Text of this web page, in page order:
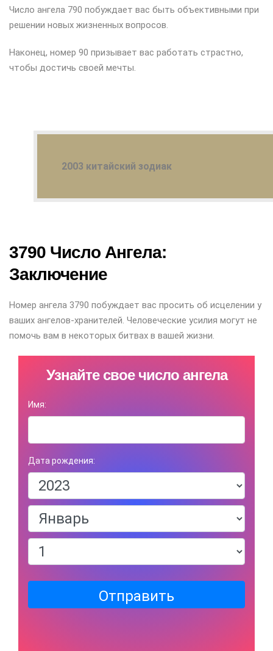
Число ангела 790 побуждает вас быть объективными при
решении новых жизненных вопросов.
Наконец, номер 90 призывает вас работать страстно,
чтобы достичь своей мечты.
2003 китайский зодиак
3790 Число Ангела:
Заключение
Номер ангела 3790 побуждает вас просить об исцелении у
ваших ангелов-хранителей. Человеческие усилия могут не
помочь вам в некоторых битвах в вашей жизни.
Узнайте свое число ангела
Имя:
Дата рождения:
Отправить